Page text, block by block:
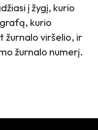
į žygį, kurio
kurio
žurnalo viršelio, ir
žurnalo numerį.